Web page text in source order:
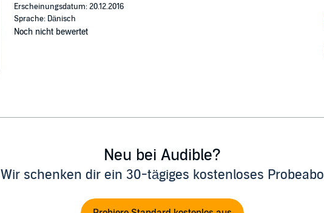
Erscheinungsdatum: 20.12.2016
Sprache: Dänisch
Noch nicht bewertet
Neu bei Audible?
Wir schenken dir ein 30-tägiges kostenloses Probeabo